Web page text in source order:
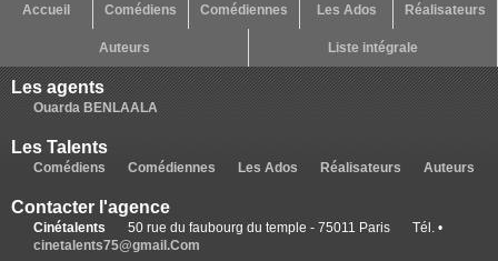
Accueil Comédiens Comédiennes Les Ados Réalisateurs
Auteurs Liste intégrale
Les agents
Ouarda BENLAALA
Les Talents
Comédiens Comédiennes Les Ados Réalisateurs Auteurs
Contacter l'agence
Cinétalents 50 rue du faubourg du temple - 75011 Paris
Tél. •
cinetalents75@gmail.Com